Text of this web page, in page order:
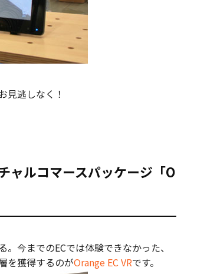
見逃しなく！
ャルコマースパッケージ「O
今までのECでは体験できなかった、
を獲得するのがOrange EC VRです。